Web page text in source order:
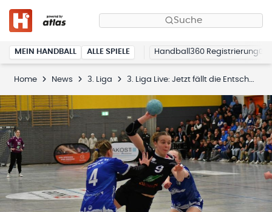
Suche
MEIN HANDBALL ALLE SPIELE Handball360 Registrierung
Home News 3. Liga 3. Liga Live: Jetzt fällt die Entscheidung: Wer schafft den Aufstieg?